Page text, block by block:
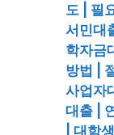
도 | 필
서민대
학자금
방법 |
사업자
대출 |
| 대학